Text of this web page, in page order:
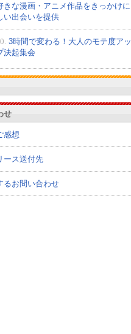
きな漫画・アニメ作品をきっかけに
い出会いを提供
3時間で変わる！大人のモテ度アッ
決起集会
せ
感想
ース送付先
るお問い合わせ